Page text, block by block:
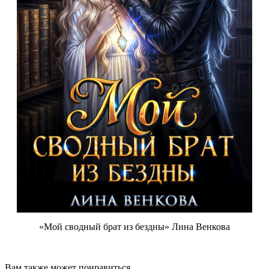
«Мой сводный брат из бездны» Лина Венкова